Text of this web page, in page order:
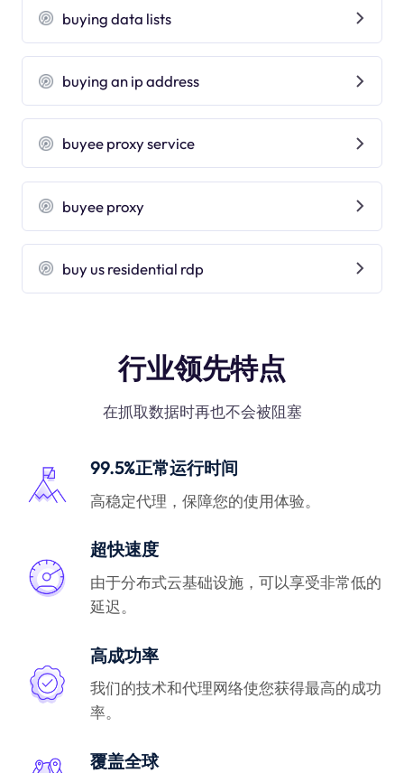
buying data lists
buying an ip address
buyee proxy service
buyee proxy
buy us residential rdp
行业领先特点
在抓取数据时再也不会被阻塞
99.5%正常运行时间
高稳定代理，保障您的使用体验。
超快速度
由于分布式云基础设施，可以享受非常低的
延迟。
高成功率
我们的技术和代理网络使您获得最高的成功
率。
覆盖全球